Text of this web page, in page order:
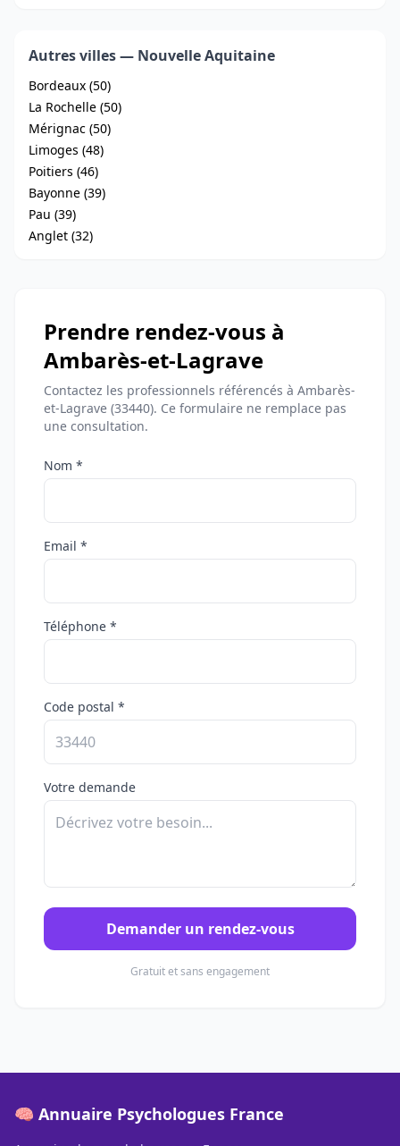
Autres villes — Nouvelle Aquitaine
Bordeaux (50)
La Rochelle (50)
Mérignac (50)
Limoges (48)
Poitiers (46)
Bayonne (39)
Pau (39)
Anglet (32)
Prendre rendez-vous à
Ambarès-et-Lagrave
Contactez les professionnels référencés à Ambarès-
et-Lagrave (33440). Ce formulaire ne remplace pas
une consultation.
Nom *
Email *
Téléphone *
Code postal *
Votre demande
Demander un rendez-vous
Gratuit et sans engagement
🧠 Annuaire Psychologues France